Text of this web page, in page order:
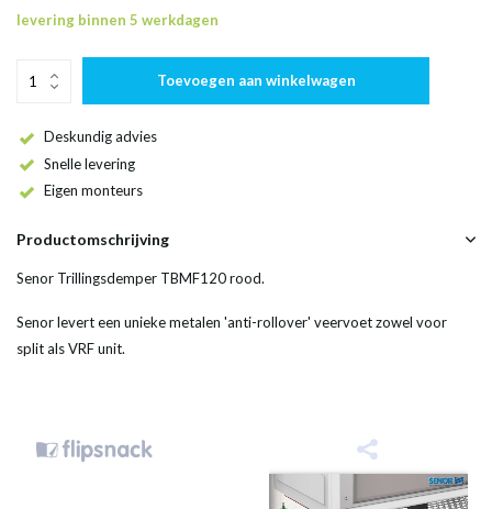
levering binnen 5 werkdagen
Toevoegen aan winkelwagen
Deskundig advies
Snelle levering
Eigen monteurs
Productomschrijving
Senor Trillingsdemper TBMF120 rood.
Senor levert een unieke metalen 'anti-rollover' veervoet zowel voor
split als VRF unit.